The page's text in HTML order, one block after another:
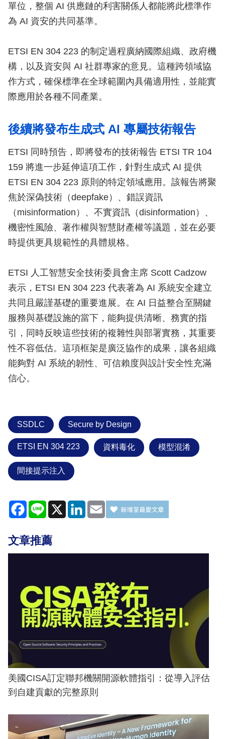
單位，整個 AI 供應鏈的利害關係人都能將此標準作
為 AI 資安的共同基準。
ETSI EN 304 223 的制定過程廣納國際組織、政府機
構，以及資安與 AI 社群專家的意見。這種跨領域協
作方式，確保標準在全球範圍內具備適用性，並能實
際應用於各種不同產業。
後續將發布生成式 AI 專屬技術報告
ETSI 同時預告，即將發布的技術報告 ETSI TR 104
159 將進一步延伸這項工作，針對生成式 AI 提供
ETSI EN 304 223 原則的特定領域應用。該報告將聚
焦於深偽技術（deepfake）、錯誤資訊
（misinformation）、不實資訊（disinformation）、
機密性風險、著作權與智慧財產權等議題，並在必要
時提供更具規範性的具體規格。
ETSI 人工智慧安全技術委員會主席 Scott Cadzow
表示，ETSI EN 304 223 代表著為 AI 系統安全建立
共同且嚴謹基礎的重要進展。在 AI 日益整合至關鍵
服務與基礎設施的當下，能夠提供清晰、務實的指
引，同時反映這些技術的複雜性與部署實務，其重要
性不容低估。這項框架是廣泛協作的成果，讓各組織
能夠對 AI 系統的韌性、可信賴度與設計安全性充滿
信心。
SSDLC Secure by Design
ETSI EN 304 223 資料毒化 模型混淆
間接提示注入
Facebook
Line X LinkedIn
Email
文章推薦
美國CISA訂定聯邦機關開源軟體指引：從導入評估
到自建貢獻的完整原則